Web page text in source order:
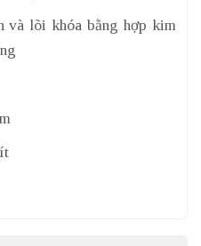
và lõi khóa bằng hợp kim